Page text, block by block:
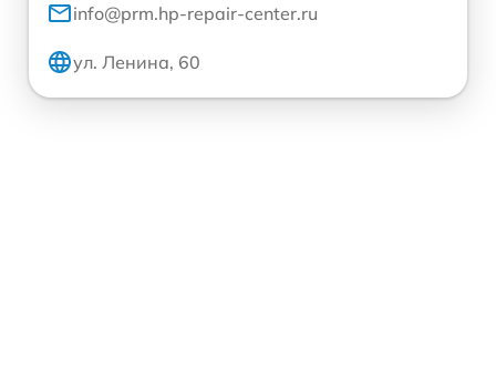
info@prm.hp-repair-center.ru
ул. Ленина, 60